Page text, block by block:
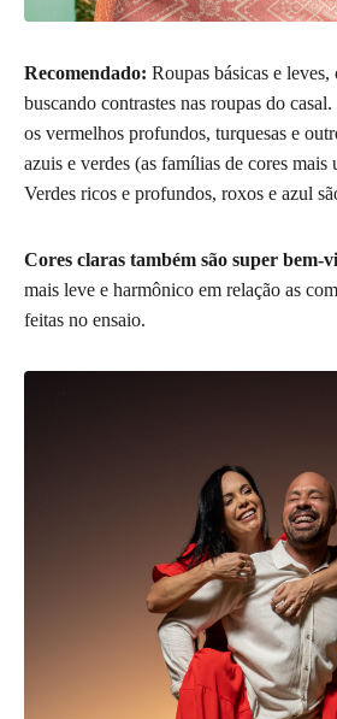
Recomendado: Roupas básicas e
buscando contrastes nas roupas do casal.
os vermelhos profundos, turquesas e
azuis e verdes (as famílias de cores mais
Verdes ricos e profundos, roxos e azul
Cores claras também são super bem-
mais leve e harmônico em relação as
feitas no ensaio.